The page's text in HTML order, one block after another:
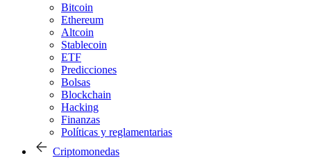
Bitcoin
Ethereum
Altcoin
Stablecoin
ETF
Predicciones
Bolsas
Blockchain
Hacking
Finanzas
Políticas y reglamentarias
Criptomonedas